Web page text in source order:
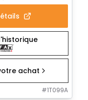
achat
#1T099A